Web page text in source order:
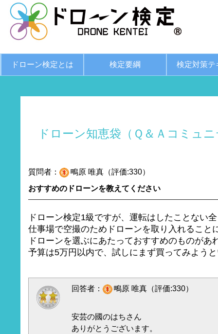
ドローン検定とは 検定要綱 検定対策テ
ドローン知恵袋（Ｑ＆Ａコミュ
質問者：
鴫原 唯真（評価:330）
おすすめのドローンを教えてください
ドローン検定1級ですが、運転はしたことない
仕事場で空撮のためドローンを取り入れること
ドローンを選ぶにあたっておすすめのものがあ
予算は5万円以内で、試しにまず買ってみよう
回答者： 鴫原 唯真（評価:330）
安芸の國のはちさん
ありがとうございます。